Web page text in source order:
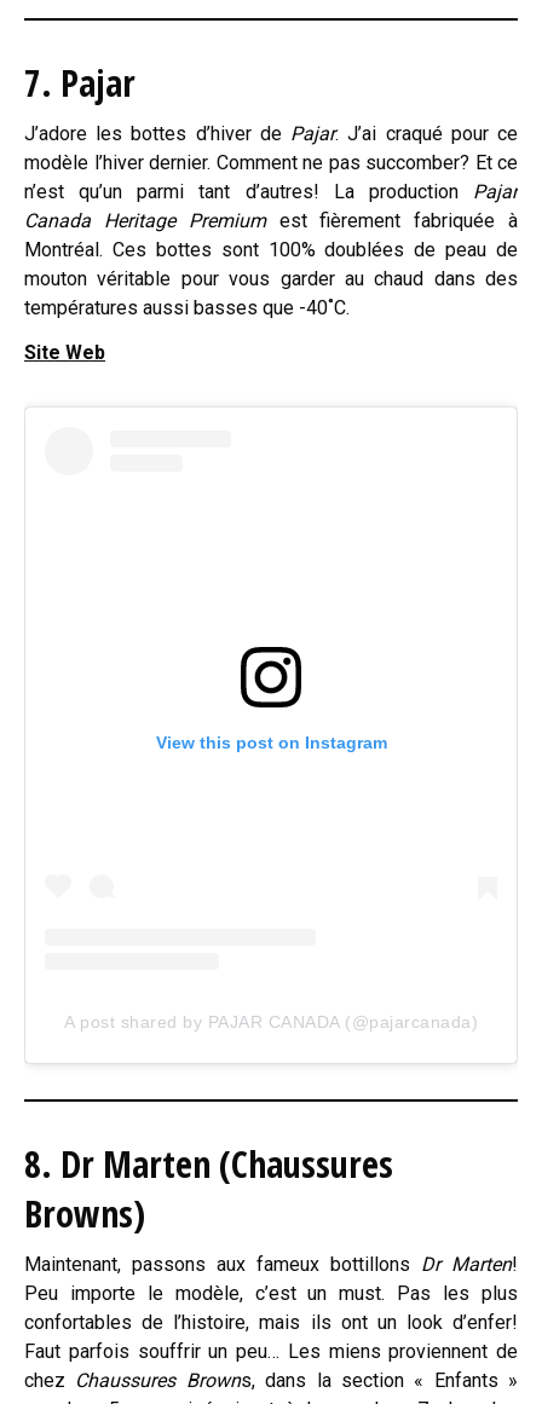
7. Pajar
J’adore les bottes d’hiver de Pajar. J’ai craqué pour ce
modèle l’hiver dernier. Comment ne pas succomber? Et ce
n’est qu’un parmi tant d’autres! La production Pajar
Canada Heritage Premiumest fièrement fabriquée à
Montréal. Ces bottes sont 100% doublées de peau de
mouton véritable pour vous garder au chaud dans des
températures aussi basses que -40˚C.
Site Web
View this post on Instagram
A post shared by PAJAR CANADA (@pajarcanada)
8. Dr Marten (Chaussures
Browns)
Maintenant, passons aux fameux bottillons Dr Marten!
Peu importe le modèle, c’est un must. Pas les plus
confortables de l’histoire, mais ils ont un look d’enfer!
Faut parfois souffrir un peu… Les miens proviennent de
chez Chaussures Browns, dans la section « Enfants »